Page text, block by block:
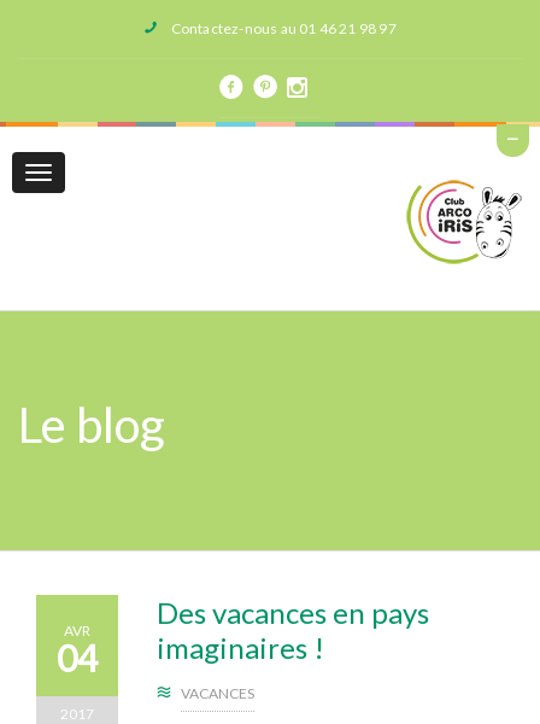
Contactez-nous au 01 46 21 98 97
Le blog
AVR
04
2017
Des vacances en pays
imaginaires !
VACANCES